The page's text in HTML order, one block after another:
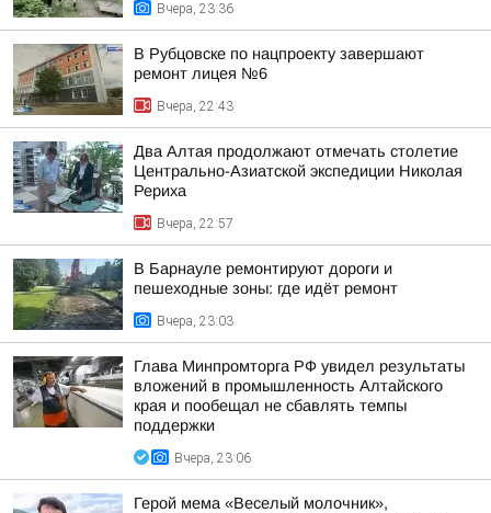
Вчера, 23:36
В Рубцовске по нацпроекту завершают
ремонт лицея №6
Вчера, 22:43
Два Алтая продолжают отмечать столетие
Центрально-Азиатской экспедиции Николая
Рериха
Вчера, 22:57
В Барнауле ремонтируют дороги и
пешеходные зоны: где идёт ремонт
Вчера, 23:03
Глава Минпромторга РФ увидел результаты
вложений в промышленность Алтайского
края и пообещал не сбавлять темпы
поддержки
Вчера, 23:06
Герой мема «Веселый молочник»,